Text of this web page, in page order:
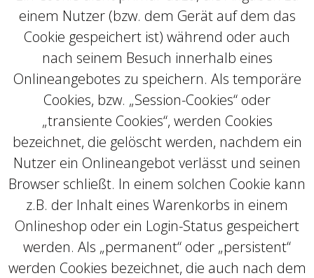
einem Nutzer (bzw. dem Gerät auf dem das
Cookie gespeichert ist) während oder auch
nach seinem Besuch innerhalb eines
Onlineangebotes zu speichern. Als temporäre
Cookies, bzw. „Session-Cookies“ oder
„transiente Cookies“, werden Cookies
bezeichnet, die gelöscht werden, nachdem ein
Nutzer ein Onlineangebot verlässt und seinen
Browser schließt. In einem solchen Cookie kann
z.B. der Inhalt eines Warenkorbs in einem
Onlineshop oder ein Login-Status gespeichert
werden. Als „permanent“ oder „persistent“
werden Cookies bezeichnet, die auch nach dem